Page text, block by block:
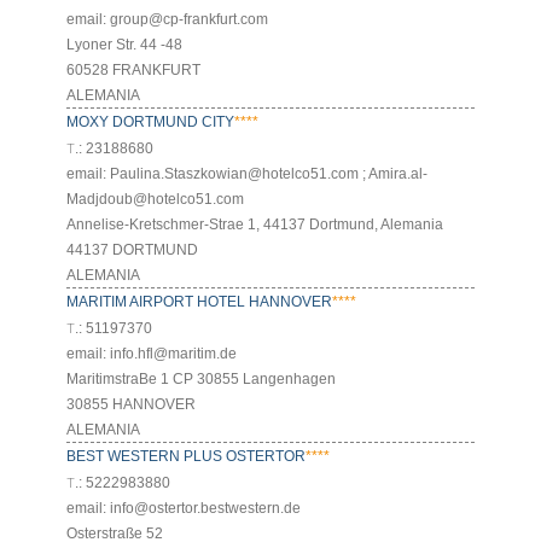
email: group@cp-frankfurt.com
Lyoner Str. 44 -48
60528 FRANKFURT
ALEMANIA
MOXY DORTMUND CITY****
Т.: 23188680
email: Paulina.Staszkowian@hotelco51.com ; Amira.al-
Madjdoub@hotelco51.com
Annelise-Kretschmer-Strae 1, 44137 Dortmund, Alemania
44137 DORTMUND
ALEMANIA
MARITIM AIRPORT HOTEL HANNOVER****
Т.: 51197370
email: info.hfl@maritim.de
MaritimstraBe 1 CP 30855 Langenhagen
30855 HANNOVER
ALEMANIA
BEST WESTERN PLUS OSTERTOR****
Т.: 5222983880
email: info@ostertor.bestwestern.de
Osterstraße 52